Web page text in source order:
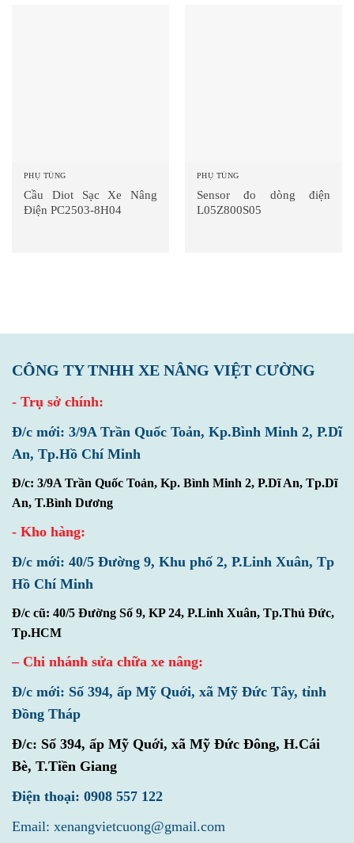
PHỤ TÙNG
Cầu Diot Sạc Xe Nâng
Điện PC2503-8H04
PHỤ TÙNG
Sensor đo dòng điện
L05Z800S05
CÔNG TY TNHH XE NÂNG VIỆT CƯỜNG
- Trụ sở chính:
Đ/c mới: 3/9A Trần Quốc Toản, Kp.Bình Minh 2, P.Dĩ
An, Tp.Hồ Chí Minh
Đ/c: 3/9A Trần Quốc Toản, Kp. Bình Minh 2, P.Dĩ An, Tp.Dĩ
An, T.Bình Dương
- Kho hàng:
Đ/c mới: 40/5 Đường 9, Khu phố 2, P.Linh Xuân, Tp
Hồ Chí Minh
Đ/c cũ: 40/5 Đường Số 9, KP 24, P.Linh Xuân, Tp.Thủ Đức,
Tp.HCM
– Chi nhánh sửa chữa xe nâng:
Đ/c mới: Số 394, ấp Mỹ Quới, xã Mỹ Đức Tây, tỉnh
Đồng Tháp
Đ/c: Số 394, ấp Mỹ Quới, xã Mỹ Đức Đông, H.Cái
Bè, T.Tiền Giang
Điện thoại: 0908 557 122
Email: xenangvietcuong@gmail.com